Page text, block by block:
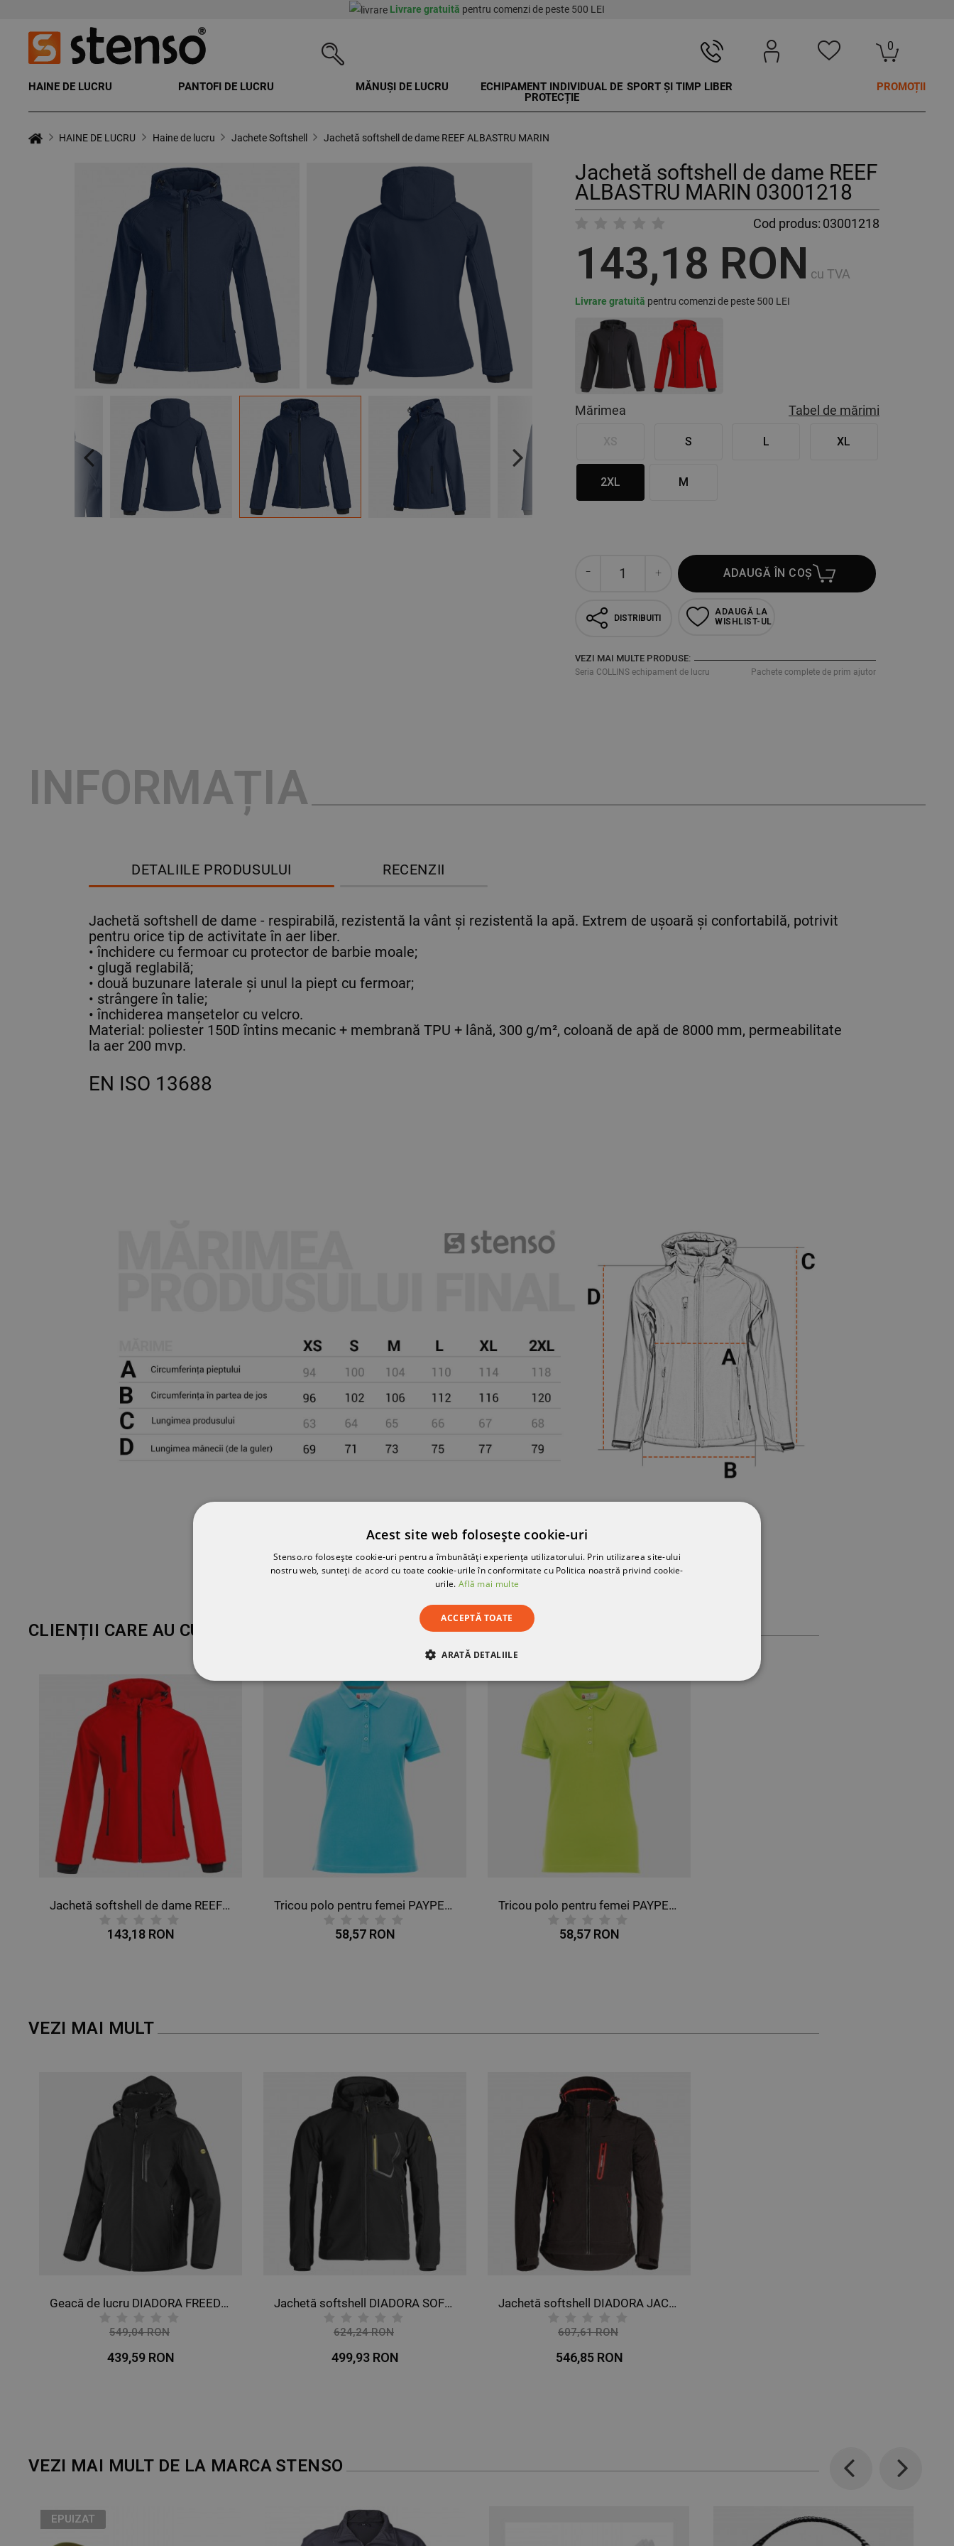
Livrare gratuită pentru comenzi de peste 500 LEI
0
HAINE DE LUCRU PANTOFI DE LUCRU MĂNUȘI DE LUCRU
ECHIPAMENT INDIVIDUAL DE
PROTECȚIE
SPORT ȘI TIMP LIBER PROMOȚII
HAINE DE LUCRU Haine de lucru Jachete Softshell Jachetă softshell de dame REEF ALBASTRU MARIN
Previous Next
Jachetă softshell de dame REEF
ALBASTRU MARIN 03001218
Cod produs: 03001218
143,18 RON cu TVA
Livrare gratuită pentru comenzi de peste 500 LEI
Mărimea Tabel de mărimi
S L XL
2XL M
ADAUGĂ ÎN COȘ
DISTRIBUITI
ADAUGĂ LA
WISHLIST-UL
VEZI MAI MULTE PRODUSE:
Seria COLLINS echipament de lucru Pachete complete de prim ajutor
INFORMAȚIA
DETALIILE PRODUSULUI RECENZII
Jachetă softshell de dame - respirabilă, rezistentă la vânt și rezistentă la apă. Extrem de ușoară și confortabilă, potrivit
pentru orice tip de activitate în aer liber.
• închidere cu fermoar cu protector de barbie moale;
• glugă reglabilă;
• două buzunare laterale și unul la piept cu fermoar;
• strângere în talie;
• închiderea manșetelor cu velcro.
Material: poliester 150D întins mecanic + membrană TPU + lână, 300 g/m², coloană de apă de 8000 mm, permeabilitate
la aer 200 mvp.
EN ISO 13688
CLIENȚII CARE AU CUMPĂRAT ACEST PRODUS AU MAI CUMPĂRAT ȘI:
Jachetă softshell de dame REEF ROȘU
143,18 RON
Tricou polo pentru femei PAYPER VENICE ALBASTRU ATOLL
58,57 RON
Tricou polo pentru femei PAYPER VENICE VERDE ACID
58,57 RON
VEZI MAI MULT
Geacă de lucru DIADORA FREEDOM NEGRU
549,04 RON
439,59 RON
Jachetă softshell DIADORA SOFTSHELL EVOLUTION
624,24 RON
499,93 RON
Jachetă softshell DIADORA JACKET SOFTSHELL DUCATI
607,61 RON
546,85 RON
VEZI MAI MULT DE LA MARCA STENSO
Previous
EPUIZAT
Next
Acest site web folosește cookie-uri
Stenso.ro folosește cookie-uri pentru a îmbunătăți experiența utilizatorului. Prin utilizarea site-ului
nostru web, sunteți de acord cu toate cookie-urile în conformitate cu Politica noastră privind cookie-
urile. Află mai multe
ACCEPTĂ TOATE
ARATĂ DETALIILE
DE PERFORMANȚĂ DE TARGETARE DE FUNCŢIONALITATE
NECLASIFICATE